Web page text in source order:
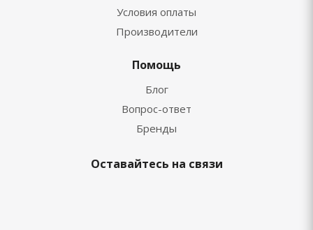
Условия оплаты
Производители
Помощь
Блог
Вопрос-ответ
Бренды
Оставайтесь на связи